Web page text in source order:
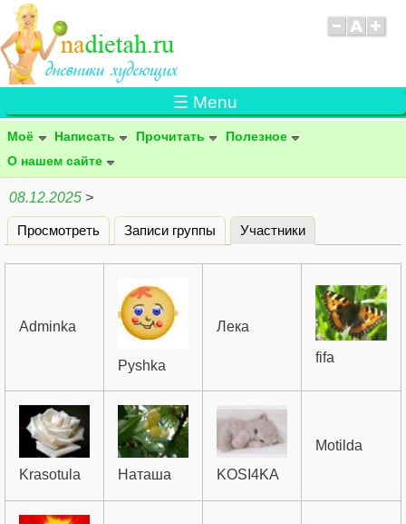
☰ Menu
Моё Написать Прочитать
Полезное
О нашем сайте
08.12.2025 >
Главные вкладки
Просмотреть Записи группы Участники
Adminka
Pyshka
Лека
fifa
Krasotula Наташа KOSI4KA
Motilda